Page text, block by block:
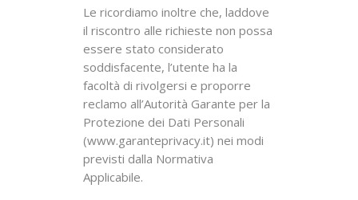
Le ricordiamo inoltre che, laddove
il riscontro alle richieste non possa
essere stato considerato
soddisfacente, l’utente ha la
facoltà di rivolgersi e proporre
reclamo all’Autorità Garante per la
Protezione dei Dati Personali
(www.garanteprivacy.it) nei modi
previsti dalla Normativa
Applicabile.